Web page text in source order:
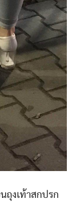
ถุงเท้าสกปรก